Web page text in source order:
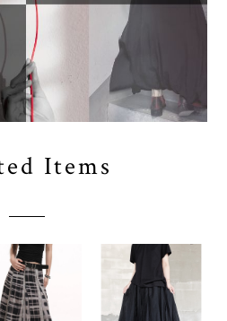
Items